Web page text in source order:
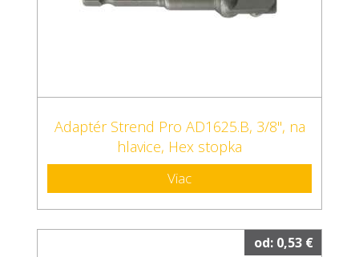
Adaptér Strend Pro AD1625.B, 3/8", na
hlavice, Hex stopka
Viac
od: 0,53 €